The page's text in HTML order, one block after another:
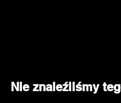
Nie znaleźliśmy